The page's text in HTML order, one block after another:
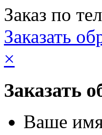
Заказ по
Заказать
×
Заказать
Ваше